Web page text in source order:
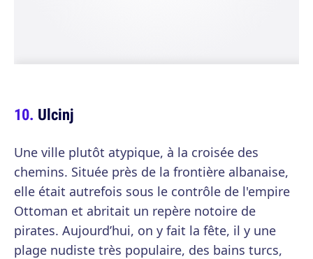
Ulcinj
Une ville plutôt atypique, à la croisée des
chemins. Située près de la frontière albanaise,
elle était autrefois sous le contrôle de l'empire
Ottoman et abritait un repère notoire de
pirates. Aujourd’hui, on y fait la fête, il y une
plage nudiste très populaire, des bains turcs,